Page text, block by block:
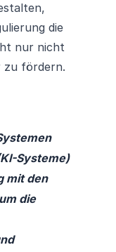
die
nur nicht
zu fördern.
Systeme)
mit den
die